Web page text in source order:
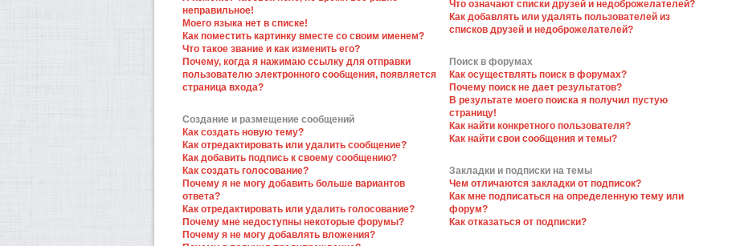
неправильное!
Моего языка нет в списке!
Как поместить картинку вместе со своим именем?
Что такое звание и как изменить его?
Почему, когда я нажимаю ссылку для отправки
пользователю электронного сообщения, появляется
страница входа?
Создание и размещение сообщений
Как создать новую тему?
Как отредактировать или удалить сообщение?
Как добавить подпись к своему сообщению?
Как создать голосование?
Почему я не могу добавить больше вариантов
ответа?
Как отредактировать или удалить голосование?
Почему мне недоступны некоторые форумы?
Почему я не могу добавлять вложения?
Что означают списки друзей и недоброжелателей?
Как добавлять или удалять пользователей из
списков друзей и недоброжелателей?
Поиск в форумах
Как осуществлять поиск в форумах?
Почему поиск не дает результатов?
В результате моего поиска я получил пустую
страницу!
Как найти конкретного пользователя?
Как найти свои сообщения и темы?
Закладки и подписки на темы
Чем отличаются закладки от подписок?
Как мне подписаться на определенную тему или
форум?
Как отказаться от подписки?